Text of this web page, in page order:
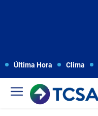
Última Hora Clima